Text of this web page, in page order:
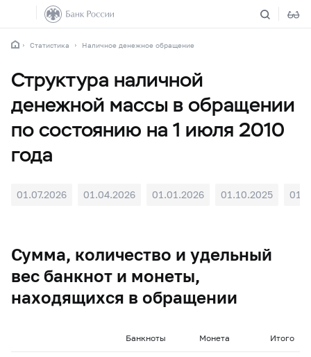
Статистика Наличное денежное обращение
Структура наличной
денежной массы в обращении
по состоянию на 1 июля 2010
года
01.07.2026 01.04.2026 01.01.2026 01.10.2025
Сумма, количество и удельный
вес банкнот и монеты,
находящихся в обращении
Банкноты Монета Итого